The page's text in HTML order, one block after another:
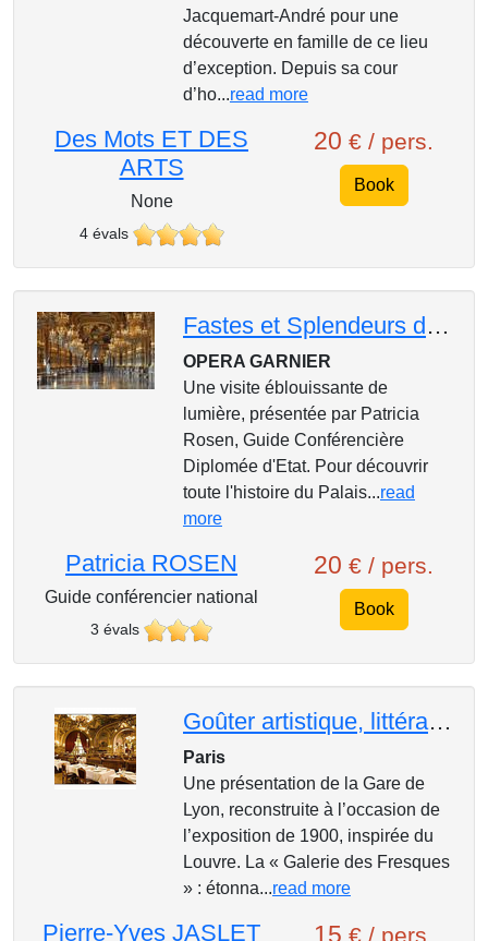
Jacquemart-André pour une
découverte en famille de ce lieu
d’exception. Depuis sa cour
d’ho...read more
Des Mots ET DES
ARTS
None
4 évals
20 € / pers.
Book
Fastes et Splendeurs de l'Opéra Garnier
OPERA GARNIER
Une visite éblouissante de
lumière, présentée par Patricia
Rosen, Guide Conférencière
Diplomée d'Etat. Pour découvrir
toute l'histoire du Palais...read
more
Patricia ROSEN
Guide conférencier national
3 évals
20 € / pers.
Book
Goûter artistique, littéraire et ferroviaire au Train Bleu
Paris
Une présentation de la Gare de
Lyon, reconstruite à l’occasion de
l’exposition de 1900, inspirée du
Louvre. La « Galerie des Fresques
» : étonna...read more
Pierre-Yves JASLET 15 € / pers.